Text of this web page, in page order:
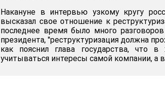
Накануне в интервью узкому кругу
высказал свое отношение к
последнее время было много
президента, "реструктуризация должна
как пояснил глава государства,
учитываться интересы самой компании, а